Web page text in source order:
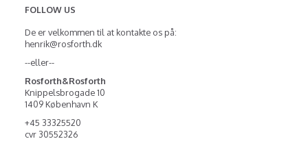
FOLLOW US
De er velkommen til at kontakte os på:
henrik@rosforth.dk
--eller--
Rosforth&Rosforth
Knippelsbrogade 10
1409 København K
+45 33325520
cvr 30552326